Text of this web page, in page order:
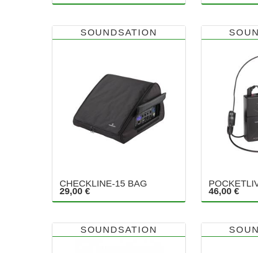
SOUNDSATION
CHECKLINE-15 BAG
29,00 € 46,00 €
SOUNDSATION